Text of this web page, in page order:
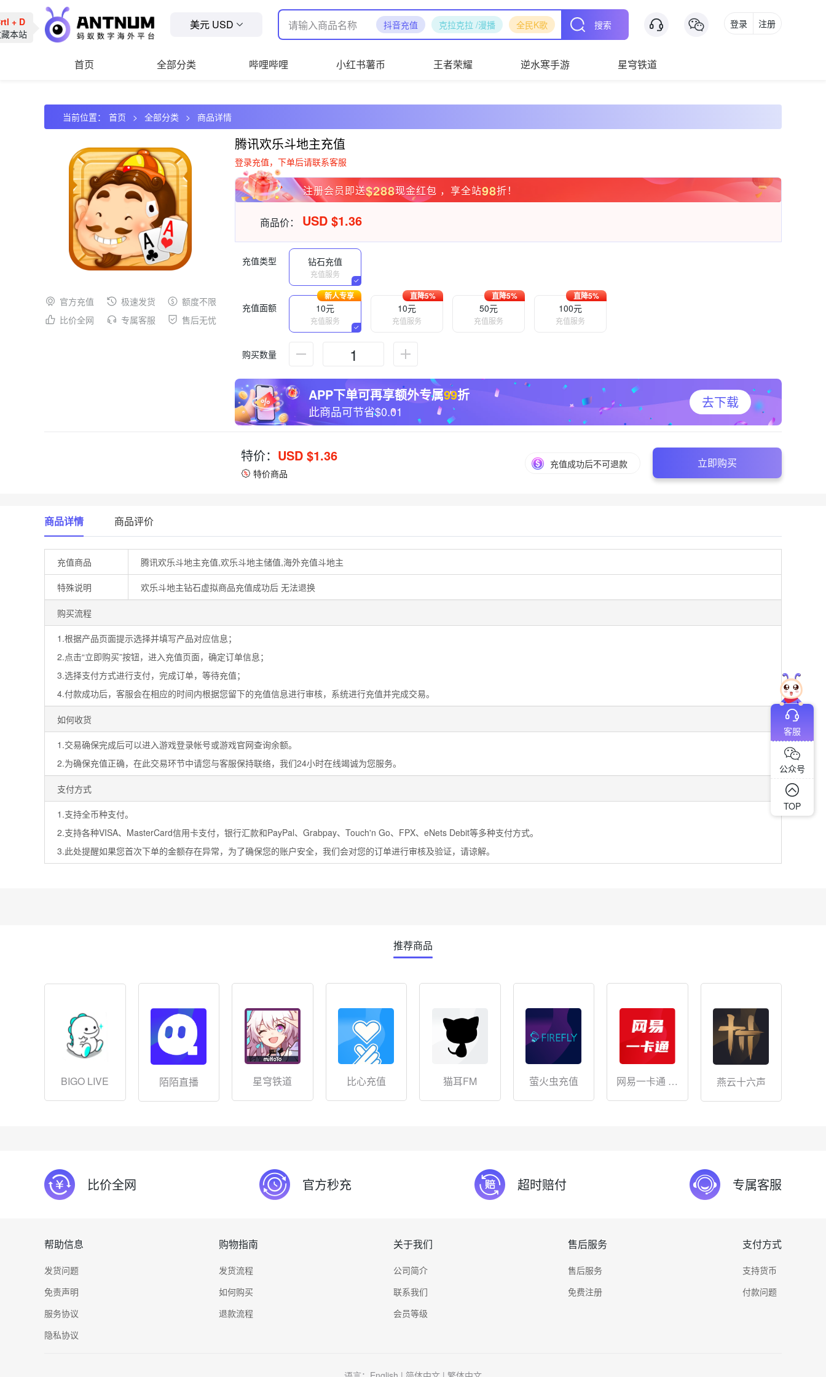
+ D
本站
美元 USD 抖音充值 克拉克拉 /漫播 全民K歌 搜索 登录 注册
首页 全部分类 哔哩哔哩 小红书薯币 王者荣耀 逆水寒手游 星穹铁道
当前位置： 首页 全部分类 商品详情
官方充值 极速发货
额度不限
比价全网
专属客服 售后无忧
腾讯欢乐斗地主充值
登录充值，下单后请联系客服
注册会员即送$288现金红包 ，享全站98折！
商品价： USD $1.36
充值类型 钻石充值
充值服务
充值面额
新人专享
10元
充值服务
直降5%
10元
充值服务
直降5%
50元
充值服务
直降5%
100元
充值服务
购买数量
APP下单可再享额外专属99折
此商品可节省$0.01
去下载
特价： USD $1.36
特价商品
充值成功后不可退款 立即购买
商品详情 商品评价
充值商品 腾讯欢乐斗地主充值,欢乐斗地主储值,海外充值斗地主
特殊说明 欢乐斗地主钻石虚拟商品充值成功后 无法退换
购买流程
1.根据产品页面提示选择并填写产品对应信息；
2.点击“立即购买”按钮，进入充值页面，确定订单信息；
3.选择支付方式进行支付，完成订单，等待充值；
4.付款成功后，客服会在相应的时间内根据您留下的充值信息进行审核，系统进行充值并完成交易。
如何收货
1.交易确保完成后可以进入游戏登录帐号或游戏官网查询余额。
2.为确保充值正确，在此交易环节中请您与客服保持联络，我们24小时在线竭诚为您服务。
支付方式
1.支持全币种支付。
2.支持各种VISA、MasterCard信用卡支付，银行汇款和PayPal、Grabpay、Touch'n Go、FPX、eNets Debit等多种支付方式。
3.此处提醒如果您首次下单的金额存在异常，为了确保您的账户安全，我们会对您的订单进行审核及验证，请谅解。
推荐商品
BIGO LIVE 陌陌直播 星穹铁道 比心充值 猫耳FM 萤火虫充值
网易一卡通 储
燕云十六声
客服
公众号
TOP
比价全网 官方秒充 超时赔付 专属客服
帮助信息
发货问题
免责声明
服务协议
隐私协议
购物指南
发货流程
如何购买
退款流程
关于我们
公司简介
联系我们
会员等级
售后服务
售后服务
免费注册
支付方式
支持货币
付款问题